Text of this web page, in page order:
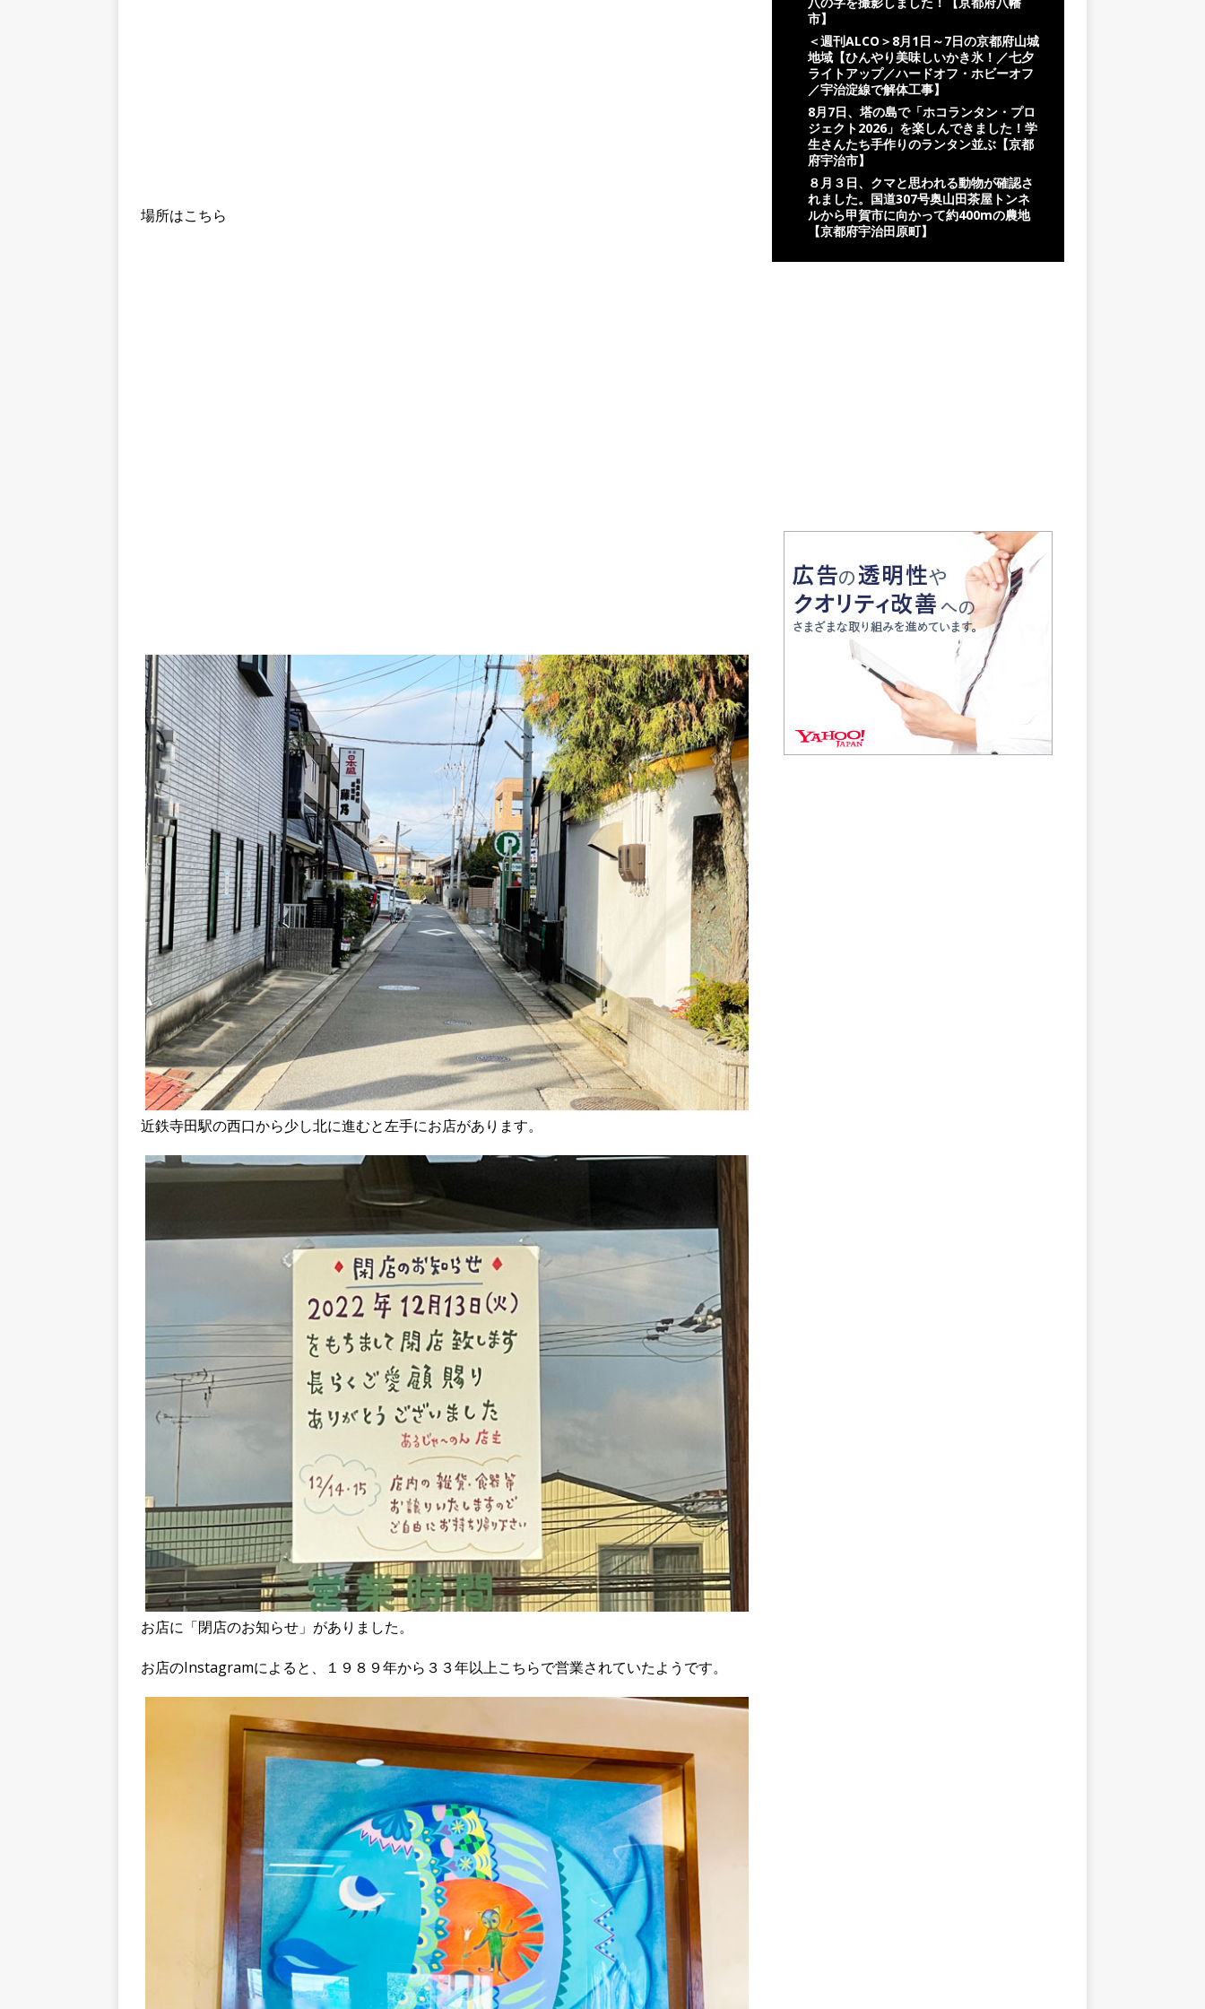
場所はこちら
近鉄寺田駅の西口から少し北に進むと左手にお店があります。
お店に「閉店のお知らせ」がありました。
お店のInstagramによると、１９８９年から３３年以上こちらで営業されていたようです。
市】
＜週刊ALCO＞8月1日～7日の京都府山城
地域【ひんやり美味しいかき氷！／七夕
ライトアップ／ハードオフ・ホビーオフ
／宇治淀線で解体工事】
8月7日、塔の島で「ホコランタン・プロ
ジェクト2026」を楽しんできました！学
生さんたち手作りのランタン並ぶ【京都
府宇治市】
８月３日、クマと思われる動物が確認さ
れました。国道307号奥山田茶屋トンネ
ルから甲賀市に向かって約400mの農地
【京都府宇治田原町】